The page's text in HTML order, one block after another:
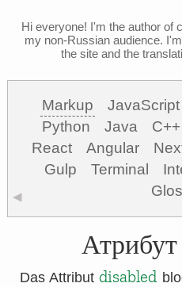
Hi everyone! I'm the author of
my non-Russian audience.
the site and the
Markup JavaScript
Python
Java C++
React
Angular
Gulp
Terminal
◀
Das Attributdisabled